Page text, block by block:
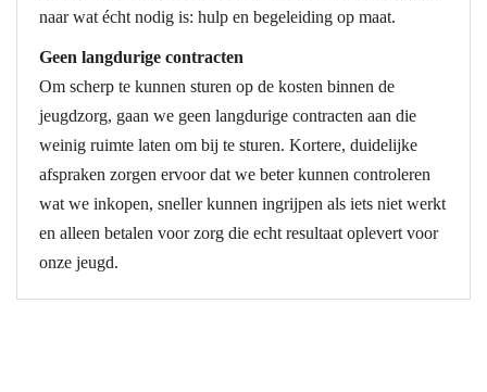
naar wat écht nodig is: hulp en begeleiding op maat.
Geen langdurige contracten
Om scherp te kunnen sturen op de kosten binnen de
jeugdzorg, gaan we geen langdurige contracten aan die
weinig ruimte laten om bij te sturen. Kortere, duidelijke
afspraken zorgen ervoor dat we beter kunnen controleren
wat we inkopen, sneller kunnen ingrijpen als iets niet werkt
en alleen betalen voor zorg die echt resultaat oplevert voor
onze jeugd.